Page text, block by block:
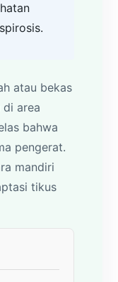
atau bekas
area
bahwa
pengerat.
mandiri
tikus